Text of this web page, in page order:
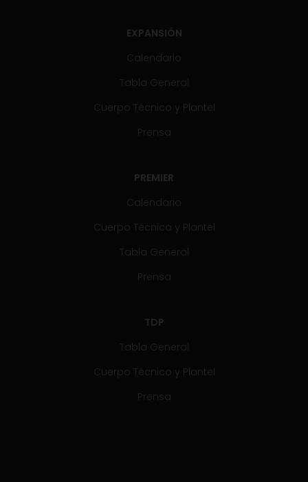
EXPANSIÓN
Calendario
Tabla General
Cuerpo Técnico y Plantel
Prensa
PREMIER
Calendario
Cuerpo Técnico y Plantel
Tabla General
Prensa
TDP
Tabla General
Cuerpo Técnico y Plantel
Prensa